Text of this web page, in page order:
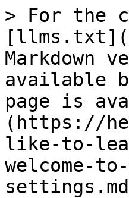
> For the
Markdown
available
page is
(https://
like-to-
welcome-